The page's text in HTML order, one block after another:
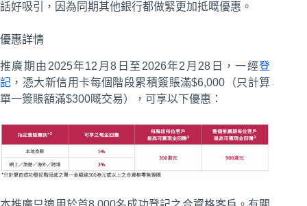
話好吸引，因為同期其他銀行都做緊更加抵嘅優惠。
優惠詳情
推廣期由2025年12月8日至2026年2月28日，一經登
記 ，憑大新信用卡每個階段累積簽賬滿$6,000（只計算
單一簽賬額滿$300嘅交易），可享以下優惠：